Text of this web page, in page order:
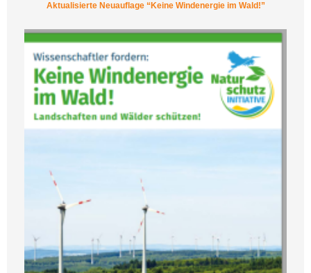
Aktualisierte Neuauflage “Keine Windenergie im Wald!”